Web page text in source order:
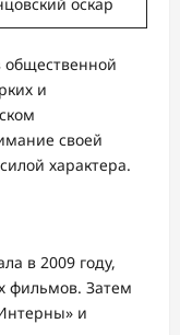
общественной
и
своей
характера.
в 2009 году,
фильмов. Затем
и